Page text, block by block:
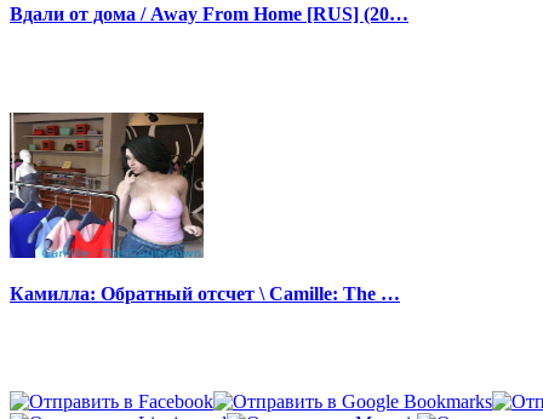
Вдали от дома / Away From Home [RUS] (20…
Камилла: Обратный отсчет \ Camille: The …